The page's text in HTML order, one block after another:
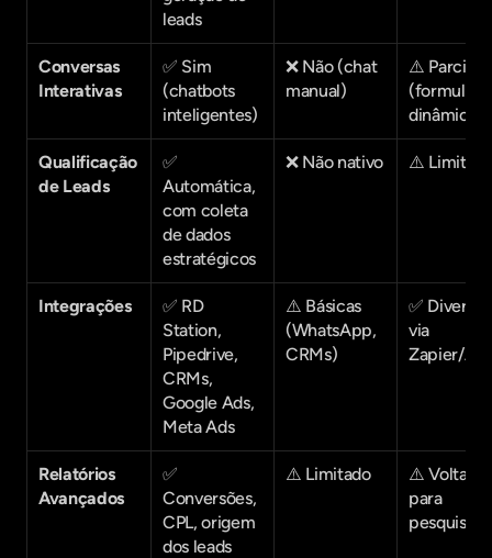
leads
Conversas
Interativas
✅ Sim
(chatbots
inteligentes)
❌ Não (chat
manual)
⚠️ Parcial
dinâmicos)
Qualificação
de Leads
✅
Automática,
com coleta
de dados
estratégicos
❌ Não nativo ⚠️
Integrações
✅ RD
Station,
Pipedrive,
CRMs,
Google Ads,
Meta Ads
⚠️ Básicas
(WhatsApp,
CRMs)
✅ Diversas
via
Zapier/API
Relatórios
Avançados
✅
Conversões,
CPL, origem
dos leads
⚠️ Limitado
⚠️ Voltado
para
pesquisas